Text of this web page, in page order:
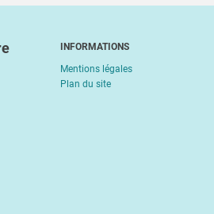
INFORMATIONS
Mentions légales
Plan du site